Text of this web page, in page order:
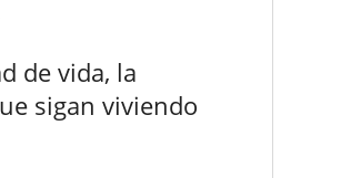
de vida, la
sigan viviendo